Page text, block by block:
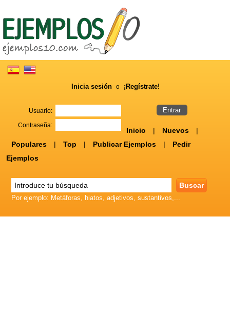
Inicia sesión o ¡Regístrate!
Usuario:
Contraseña:
Inicio | Nuevos
|
Populares
| Top | Publicar Ejemplos |
Pedir
Ejemplos
Por ejemplo: Metáforas, hiatos, adjetivos, sustantivos,...